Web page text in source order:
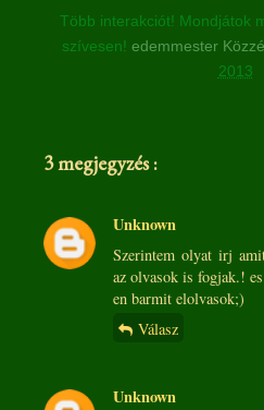
Több interakciót! Mondjátok
szívesen! edemmester
2013
3 megjegyzés :
Unknown
Szerintem olyat irj
az olvasok is fogjak.!
en barmit elolvasok;)
Válasz
Unknown